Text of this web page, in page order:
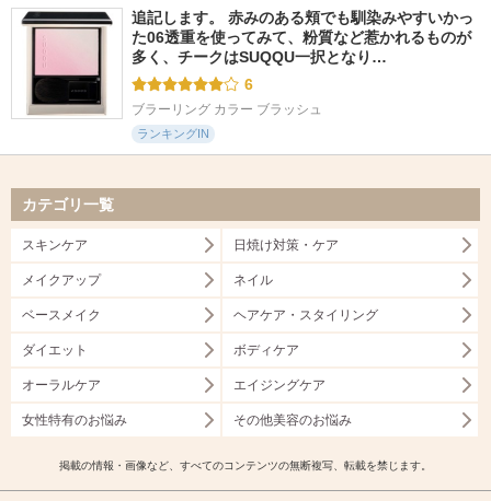
追記します。 赤みのある頬でも馴染みやすいかっ
た06透重を使ってみて、粉質など惹かれるものが
多く、チークはSUQQU一択となり…
6
ブラーリング カラー ブラッシュ
ランキングIN
カテゴリ一覧
スキンケア 日焼け対策・ケア
メイクアップ ネイル
ベースメイク ヘアケア・スタイリング
ダイエット ボディケア
オーラルケア エイジングケア
女性特有のお悩み その他美容のお悩み
掲載の情報・画像など、すべてのコンテンツの無断複写、転載を禁じます。